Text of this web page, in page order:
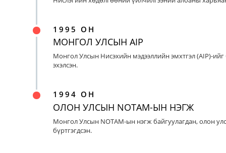
1995 ОН
МОНГОЛ УЛСЫН AIP
Монгол Улсын Нисэхийн мэдээллийн эмхтгэл (AIP)-
эхэлсэн.
1994 ОН
ОЛОН УЛСЫН NOTAM-ЫН НЭГЖ
Монгол Улсын NOTAM-ын нэгж байгуулагдан, олон
бүртгэгдсэн.